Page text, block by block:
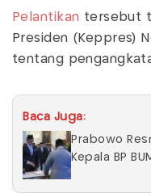
Pelantikan tersebut
Presiden (Keppres)
tentang
Baca Juga:
Prabowo
Kepala BP